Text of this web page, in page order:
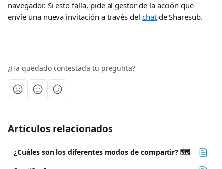
navegador. Si esto falla, pide al gestor de la acción que
envíe una nueva invitación a través del chat de Sharesub.
¿Ha quedado contestada tu pregunta?
Artículos relacionados
¿Cuáles son los diferentes modos de compartir? 🗺️